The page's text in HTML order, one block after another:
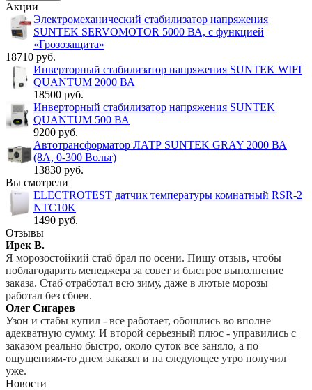
Акции
Электромеханический стабилизатор напряжения
SUNTEK SERVOMOTOR 5000 ВА, с функцией
«Грозозащита»
18710 руб.
Инверторный стабилизатор напряжения SUNTEK WIFI
QUANTUM 2000 ВА
18500 руб.
Инверторный стабилизатор напряжения SUNTEK
QUANTUM 500 ВА
9200 руб.
Автотрансформатор ЛАТР SUNTEK GRAY 2000 ВА
(8А, 0-300 Вольт)
13830 руб.
Вы смотрели
ELECTROTEST датчик температуры комнатный RSR-2
NTC10K
1490 руб.
Отзывы
Ирек В.
Я морозостойкий стаб брал по осени. Пишу отзыв, чтобы
поблагодарить менеджера за совет и быстрое выполнение
заказа. Стаб отработал всю зиму, даже в лютые морозы
работал без сбоев.
Олег Сигарев
Узон и стабы купил - все работает, обошлись во вполне
адекватную сумму. И второй серьезный плюс - управились с
заказом реально быстро, около суток все заняло, а по
ощущениям-то днем заказал и на следующее утро получил
уже.
Новости